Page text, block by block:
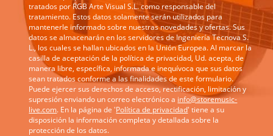
tratados por RGB Arte Visual S.L. como responsable del
tratamiento. Estos datos solamente serán utilizados para
mantenerle informado sobre nuestras novedades y ofertas. Sus
datos se almacenarán en los servidores de Ingeniería Tecnova S.
L., los cuales se hallan ubicados en la Unión Europea. Al marcar la
casilla de aceptación de la política de privacidad, Ud. acepta, de
manera libre, específica, informada e inequívoca que sus datos
sean tratados conforme a las finalidades de este formulario.
Puede ejercer sus derechos de acceso, rectificación, limitación y
supresión enviando un correo electrónico a info@storemusic-
live.com. En la página de 'Política de privacidad' tiene a su
disposición la información completa y detallada sobre la
protección de los datos.